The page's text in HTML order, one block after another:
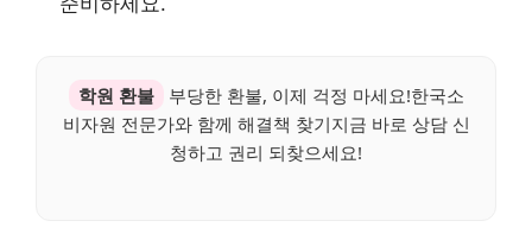
학원 환불
부당한 환불, 이제 걱정 마세요!한국소
비자원 전문가와 함께 해결책 찾기지금 바로 상담 신
청하고 권리 되찾으세요!